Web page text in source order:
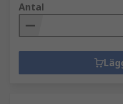
Antal